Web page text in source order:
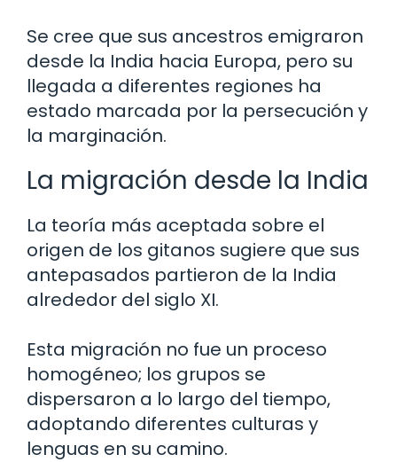
Se cree que sus ancestros emigraron
desde la India hacia Europa, pero su
llegada a diferentes regiones ha
estado marcada por la persecución y
la marginación.
La migración desde la India
La teoría más aceptada sobre el
origen de los gitanos sugiere que sus
antepasados partieron de la India
alrededor del siglo XI.
Esta migración no fue un proceso
homogéneo; los grupos se
dispersaron a lo largo del tiempo,
adoptando diferentes culturas y
lenguas en su camino.